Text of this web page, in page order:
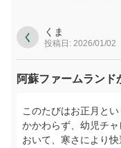
く くま
投稿日: 2026/01/02
阿蘇ファームランド
このたびはお正月と
かかわらず、幼児チ
おいて、寒さにより